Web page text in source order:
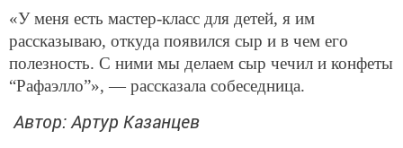
«У меня есть мастер-класс для детей, я им
рассказываю, откуда появился сыр и в чем его
полезность. С ними мы делаем сыр чечил и конфеты
“Рафаэлло”», — рассказала собеседница.
Автор: Артур Казанцев